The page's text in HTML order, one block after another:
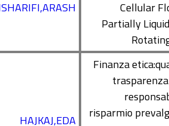
Cellular
Partially
HAJKAJ,EDA
Finanza
risparmio